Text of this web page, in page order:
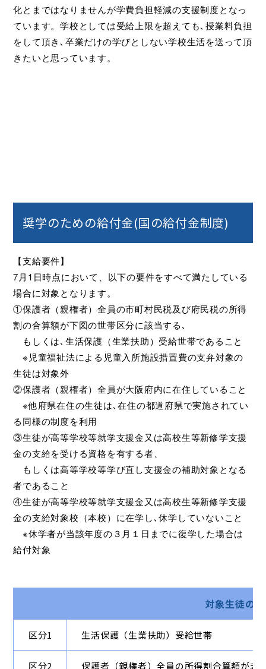
化とまではなりませんが学費負担軽減の支援制度となっ
ています。学校としては受給上限を超えても､授業料負担
をして頂き､卒業だけの学びとしない学校生活を送って頂
きたいと思っています。
奨学のための給付金(国の給付金制度)
【支給要件】
7月1日時点において、以下の要件をすべて満たしている
場合に対象となります。
①保護者（親権者）全員の市町村民税及び府民税の所得
割の合算額が下図の世帯区分に該当する､
もしくは､生活保護（生業扶助）受給世帯であること
※児童福祉法による児童入所施設措置費の支弁対象の
生徒は対象外
②保護者（親権者）全員が大阪府内に在住していること
※他府県在住の生徒は､在住の都道府県で実施されてい
る同様の制度を利用
③生徒が高等学校等就学支援金又は高校生等新修学支援
金の支給を受ける資格を有する者、
もしくは高等学校等学び直し支援金の補助対象となる
者であること
④生徒が高等学校等就学支援金又は高校生等新修学支援
金の支給対象校（本校）に在学し､休学していないこと
※休学者が当該年度の３月１日までに復学した場合は
給付対象
対象生徒の
区分1 生活保護（生業扶助）受給世帯
区分2 保護者（親権者）全員の所得割合算額が非